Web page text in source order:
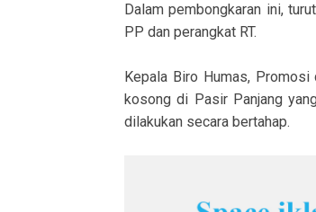
Dalam pembongkaran ini,
PP dan perangkat RT.
Kepala Biro Humas,
kosong di Pasir Panjang
dilakukan secara bertahap.